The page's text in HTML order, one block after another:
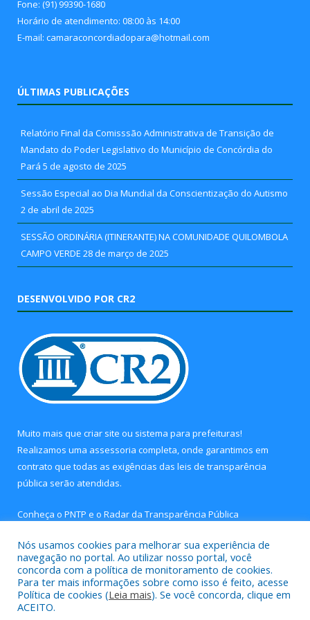
Fone: (91) 99390-1680
Horário de atendimento: 08:00 às 14:00
E-mail: camaraconcordiadopara@hotmail.com
ÚLTIMAS PUBLICAÇÕES
Relatório Final da Comisssão Administrativa de Transição de
Mandato do Poder Legislativo do Município de Concórdia do
Pará 5 de agosto de 2025
Sessão Especial ao Dia Mundial da Conscientização do Autismo
2 de abril de 2025
SESSÃO ORDINÁRIA (ITINERANTE) NA COMUNIDADE QUILOMBOLA
CAMPO VERDE 28 de março de 2025
DESENVOLVIDO POR CR2
Muito mais que criar site ou sistema para prefeituras!
Realizamos uma assessoria completa, onde garantimos em
contrato que todas as exigências das leis de transparência
pública serão atendidas.
Conheça o PNTP e o Radar da Transparência Pública
Todos os direitos reservados a Câmara Municipal de Concórdia
do Pará.
Nós usamos cookies para melhorar sua experiência de
navegação no portal. Ao utilizar nosso portal, você
concorda com a política de monitoramento de cookies.
Para ter mais informações sobre como isso é feito, acesse
Política de cookies (Leia mais). Se você concorda, clique em
ACEITO.